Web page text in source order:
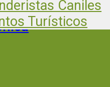
Caniles
Turísticos